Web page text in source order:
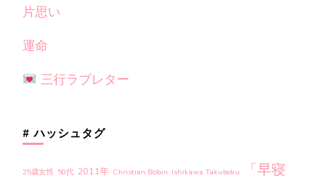
片思い
運命
三行ラブレター
# ハッシュタグ
25歳女性 50代 2011年 Christian Bobin Ishikawa Takuboku
「早寝